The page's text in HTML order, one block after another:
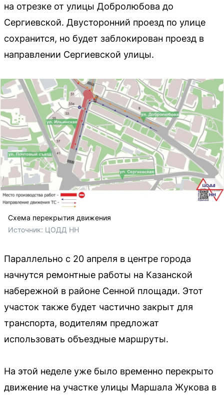
на отрезке от улицы Добролюбова до
Сергиевской. Двусторонний проезд по улице
сохранится, но будет заблокирован проезд в
направлении Сергиевской улицы.
Схема перекрытия движения
Источник: ЦОДД НН
Параллельно с 20 апреля в центре города
начнутся ремонтные работы на Казанской
набережной в районе Сенной площади. Этот
участок также будет частично закрыт для
транспорта, водителям предложат
использовать объездные маршруты.
На этой неделе уже было временно перекрыто
движение на участке улицы Маршала Жукова в